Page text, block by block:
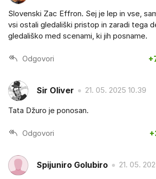
Slovenski Zac Effron. Sej je lep in vse,
vsi ostali gledališki pristop in zaradi tega
gledališko med scenami, ki jih posname.
Odgovori
Sir Oliver 21. 05. 2025 10.39
Tata Džuro je ponosan.
Odgovori
Spijuniro Golubiro 21. 05.